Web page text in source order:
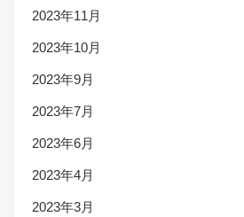
2023年11月
2023年10月
2023年9月
2023年7月
2023年6月
2023年4月
2023年3月